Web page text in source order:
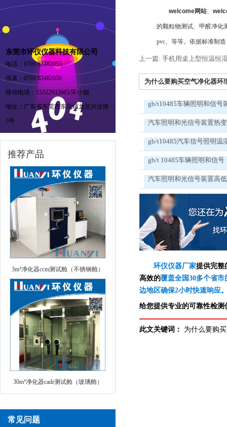
东莞市环仪仪器科技有限公司
电话：0769 83482055
传真：0769 83482056
移动电话：15322932685/宋小姐
地址：广东省东莞市东坑镇龙坑兴业路
3号
推荐产品
3m³净化器ccm测试舱（不锈钢舱）
30m³净化器cadr测试舱（玻璃舱）
常见问题
welcome网站、
的颗粒物测试、甲醛净化
pvc、等等。依据标准制
上一篇: 手机用桌上型恒温恒
为什么要购买空气净化器环
gb/t10485车辆照明和信号
汽车照明和光信号装置热
gb/t10485汽车信号照明温
gb/t 10485车辆照明和信号
汽车照明和光信号装置高
环仪仪器厂家提供完整
高效的覆盖全国30多个省
边地区确保2小时快速响应
给您提供专业的可靠性检测
此文关键词： 为什么要购